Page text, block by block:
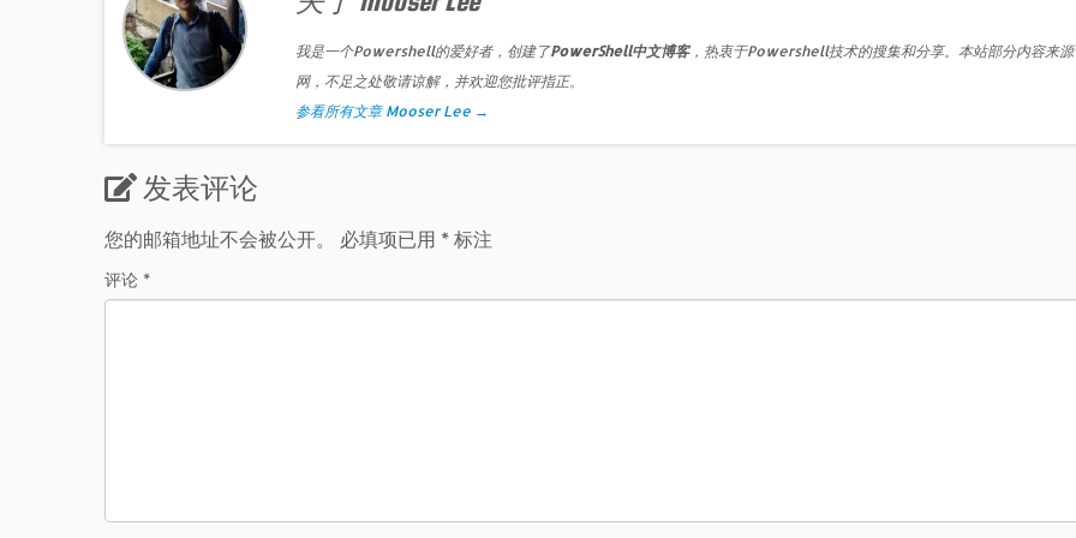
我是一个Powershell的爱好者，创建了PowerShell中文博客，热衷于Powershell技术的搜集和分享。本站部分内容来源
网，不足之处敬请谅解，并欢迎您批评指正。
参看所有文章 Mooser Lee →
发表评论
您的邮箱地址不会被公开。 必填项已用 *标注
评论 *